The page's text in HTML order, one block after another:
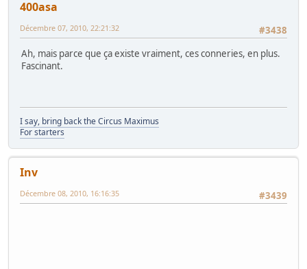
400asa
#3438
Décembre 07, 2010, 22:21:32
Ah, mais parce que ça existe vraiment, ces conneries, en plus.
Fascinant.
I say, bring back the Circus Maximus
For starters
Inv
#3439
Décembre 08, 2010, 16:16:35